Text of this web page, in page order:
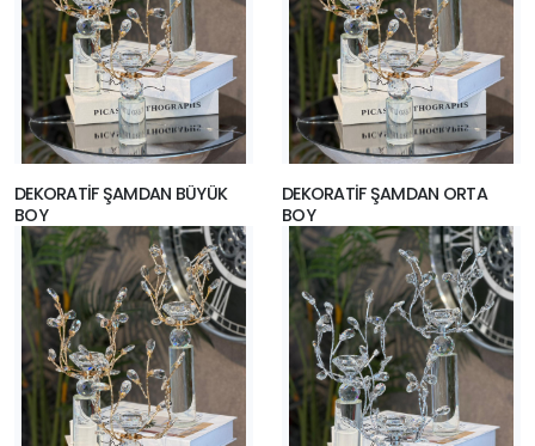
DEKORATİF ŞAMDAN BÜYÜK
BOY
DEKORATİF ŞAMDAN ORTA
BOY